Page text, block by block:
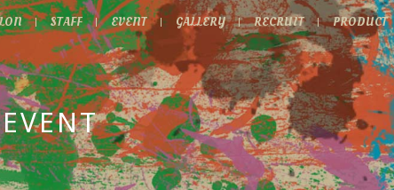
STAFF EVENT GALLERY RECRUIT PRODUCT